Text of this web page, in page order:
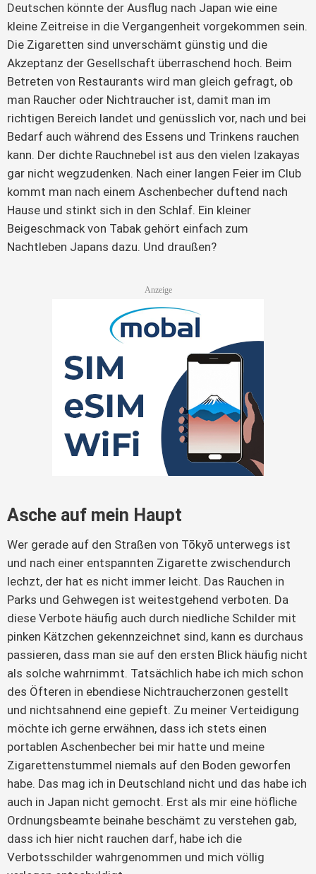
Deutschen könnte der Ausflug nach Japan wie eine
kleine Zeitreise in die Vergangenheit vorgekommen sein.
Die Zigaretten sind unverschämt günstig und die
Akzeptanz der Gesellschaft überraschend hoch. Beim
Betreten von Restaurants wird man gleich gefragt, ob
man Raucher oder Nichtraucher ist, damit man im
richtigen Bereich landet und genüsslich vor, nach und bei
Bedarf auch während des Essens und Trinkens rauchen
kann. Der dichte Rauchnebel ist aus den vielen Izakayas
gar nicht wegzudenken. Nach einer langen Feier im Club
kommt man nach einem Aschenbecher duftend nach
Hause und stinkt sich in den Schlaf. Ein kleiner
Beigeschmack von Tabak gehört einfach zum
Nachtleben Japans dazu. Und draußen?
Asche auf mein Haupt
Wer gerade auf den Straßen von Tōkyō unterwegs ist
und nach einer entspannten Zigarette zwischendurch
lechzt, der hat es nicht immer leicht. Das Rauchen in
Parks und Gehwegen ist weitestgehend verboten. Da
diese Verbote häufig auch durch niedliche Schilder mit
pinken Kätzchen gekennzeichnet sind, kann es durchaus
passieren, dass man sie auf den ersten Blick häufig nicht
als solche wahrnimmt. Tatsächlich habe ich mich schon
des Öfteren in ebendiese Nichtraucherzonen gestellt
und nichtsahnend eine gepieft. Zu meiner Verteidigung
möchte ich gerne erwähnen, dass ich stets einen
portablen Aschenbecher bei mir hatte und meine
Zigarettenstummel niemals auf den Boden geworfen
habe. Das mag ich in Deutschland nicht und das habe ich
auch in Japan nicht gemocht. Erst als mir eine höfliche
Ordnungsbeamte beinahe beschämt zu verstehen gab,
dass ich hier nicht rauchen darf, habe ich die
Verbotsschilder wahrgenommen und mich völlig